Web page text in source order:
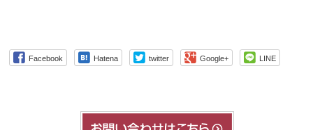
Facebook Hatena twitter Google+ LINE